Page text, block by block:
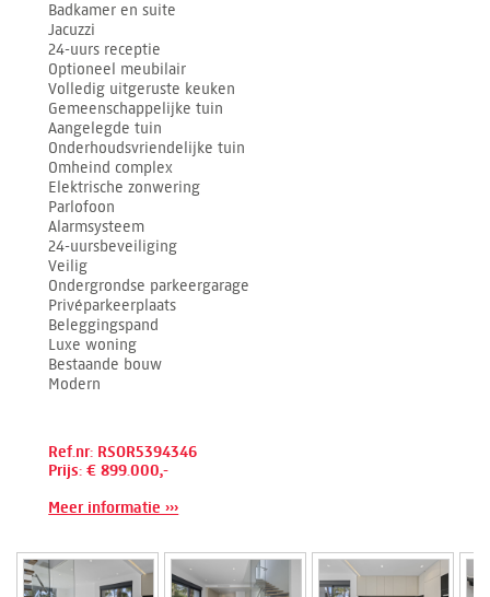
Badkamer en suite
Jacuzzi
24-uurs receptie
Optioneel meubilair
Volledig uitgeruste keuken
Gemeenschappelijke tuin
Aangelegde tuin
Onderhoudsvriendelijke tuin
Omheind complex
Elektrische zonwering
Parlofoon
Alarmsysteem
24-uursbeveiliging
Veilig
Ondergrondse parkeergarage
Privéparkeerplaats
Beleggingspand
Luxe woning
Bestaande bouw
Modern
Ref.nr: RSOR5394346
Prijs: € 899.000,-
Meer informatie ›››